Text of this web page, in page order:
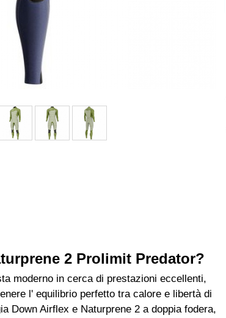
2 Prolimit Predator?
moderno in cerca di prestazioni eccellenti,
l' equilibrio perfetto tra calore e libertà di
Down Airflex e Naturprene 2 a doppia fodera,